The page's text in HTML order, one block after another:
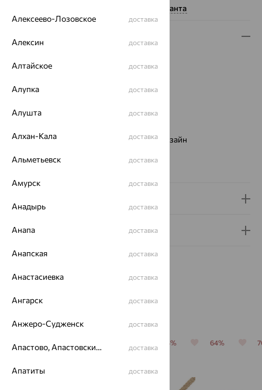
Нужна помощь консультанта
Вес:2.74 — 2.86
Металл:
Проба:585
Виды дизайна браслетов:
Европейский дизайн
Вес металла:
Гарантия и возврат
Похожие изделия
64% 64%
Алексеево-Лозовское доставка
Алексин доставка
Алтайское доставка
Алупка доставка
Алушта доставка
Алхан-Кала доставка
Альметьевск доставка
Амурск доставка
Анадырь доставка
Анапа доставка
Анапская доставка
Анастасиевка доставка
Ангарск доставка
Анжеро-Судженск доставка
Апастово, Апастовский район доставка
Апатиты доставка